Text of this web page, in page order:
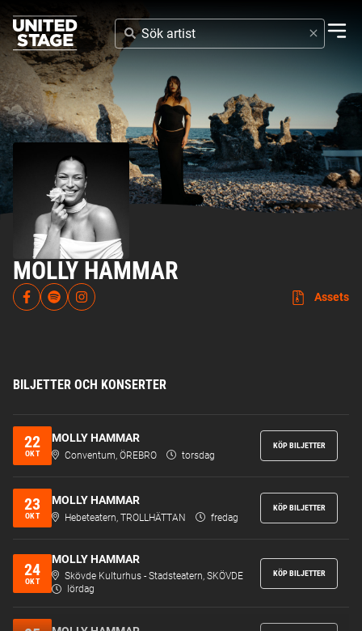
SÖK
ARTIST
MOLLY HAMMAR
Assets
BILJETTER OCH KONSERTER
22
OKT
MOLLY HAMMAR
Conventum, ÖREBRO torsdag
KÖP BILJETTER
23
OKT
MOLLY HAMMAR
Hebeteatern, TROLLHÄTTAN fredag
KÖP BILJETTER
24
OKT
MOLLY HAMMAR
Skövde Kulturhus - Stadsteatern, SKÖVDE
lördag
KÖP BILJETTER